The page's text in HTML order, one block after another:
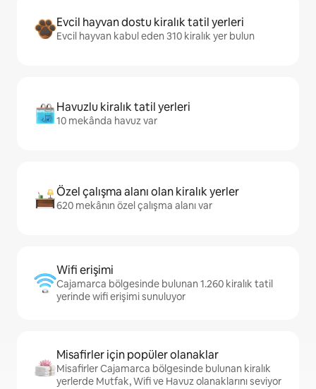
Evcil hayvan dostu kiralık tatil yerleri
Evcil hayvan kabul eden 310 kiralık yer bulun
Havuzlu kiralık tatil yerleri
10 mekânda havuz var
Özel çalışma alanı olan kiralık yerler
620 mekânın özel çalışma alanı var
Wifi erişimi
Cajamarca bölgesinde bulunan 1.260 kiralık tatil
yerinde wifi erişimi sunuluyor
Misafirler için popüler olanaklar
Misafirler Cajamarca bölgesinde bulunan kiralık
yerlerde Mutfak, Wifi ve Havuz olanaklarını seviyor